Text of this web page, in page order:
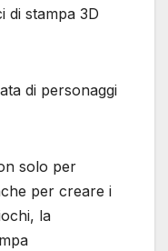
di stampa 3D
di personaggi
solo per
per creare i
la